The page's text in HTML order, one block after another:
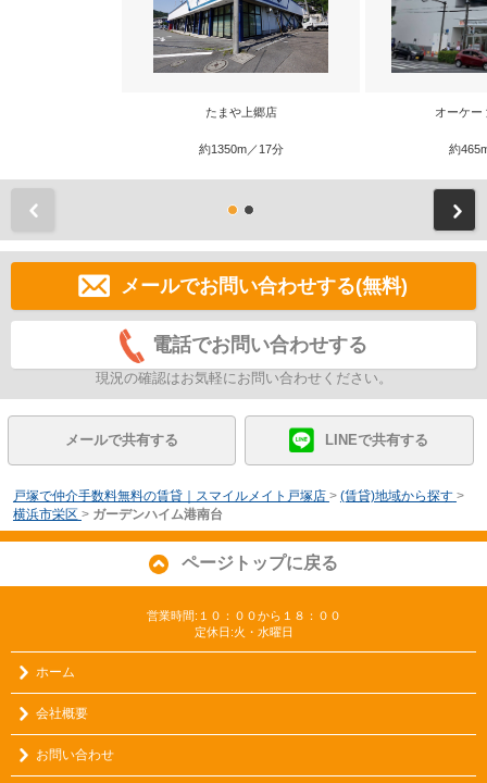
たまや上郷店
約1350m／17分
オーケー
約
メールでお問い合わせする(無料)
電話でお問い合わせする
現況の確認はお気軽にお問い合わせください。
メールで共有する LINEで共有する
戸塚で仲介手数料無料の賃貸｜スマイルメイト戸塚店 > (賃貸)地域から探す >
横浜市栄区 > ガーデンハイム港南台
ページトップに戻る
営業時間:１０：００から１８：００
定休日:火・水曜日
ホーム
会社概要
お問い合わせ